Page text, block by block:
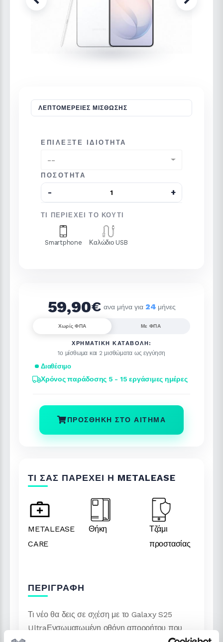
Previous Next
ΛΕΠΤΟΜΈΡΕΙΕΣ ΜΊΣΘΩΣΗΣ
ΕΠΙΛΈΞΤΕ ΙΔΙΌΤΗΤΑ
--
ΠΟΣΌΤΗΤΑ
ΤΙ ΠΕΡΙΈΧΕΙ ΤΟ ΚΟΥΤΊ
Smartphone Καλώδιο USB
59,90€ ανα μήνα για 24 μήνες
Χωρίς ΦΠΑ Με ΦΠΑ
ΧΡΗΜΑΤΙΚΉ ΚΑΤΑΒΟΛΉ:
1ο μίσθωμα και 2 μισθώματα ως εγγύηση
Διαθέσιμο
Χρόνος παράδοσης 5 - 15 εργάσιμες ημέρες
ΠΡΟΣΘΉΚΗ ΣΤΟ ΑΊΤΗΜΑ
ΤΙ ΣΑΣ ΠΑΡΈΧΕΙ Η METALEASE
METALEASE
CARE
Θήκη
Τζάμι
προστασίας
ΠΕΡΙΓΡΑΦΉ
Τι νέο θα δεις σε σχέση με το Galaxy S25
UltraΕνσωματωμένη οθόνη απορρήτου που